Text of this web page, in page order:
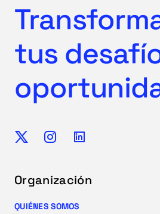
tus
Organización
QUIÉNES SOMOS